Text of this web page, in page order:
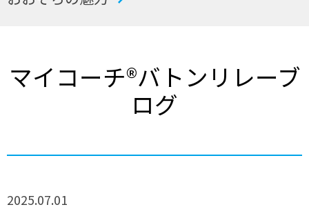
マイコーチ®バトンリレーブ
ログ
2025.07.01